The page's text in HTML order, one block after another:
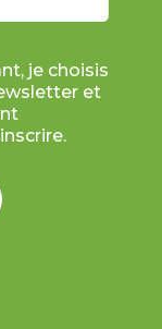
je choisis
et